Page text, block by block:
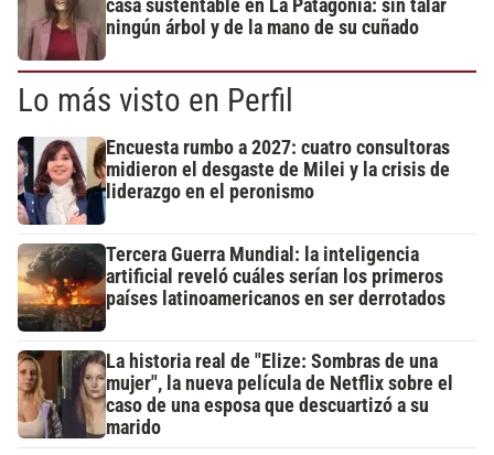
casa sustentable en La Patagonia: sin talar
ningún árbol y de la mano de su cuñado
Lo más visto en Perfil
Encuesta rumbo a 2027: cuatro consultoras
midieron el desgaste de Milei y la crisis de
liderazgo en el peronismo
Tercera Guerra Mundial: la inteligencia
artificial reveló cuáles serían los primeros
países latinoamericanos en ser derrotados
La historia real de "Elize: Sombras de una
mujer", la nueva película de Netflix sobre el
caso de una esposa que descuartizó a su
marido